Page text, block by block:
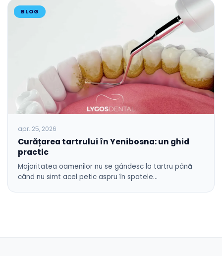
BLOG
apr. 25, 2026
Curățarea tartrului în Yenibosna: un ghid
practic
Majoritatea oamenilor nu se gândesc la tartru până
când nu simt acel petic aspru în spatele…